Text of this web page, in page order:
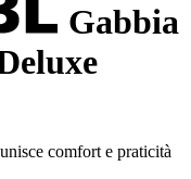
Gabbia
comfort e praticità